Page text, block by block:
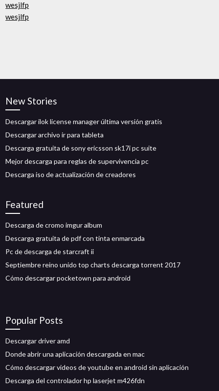
wesjlfp
wesjlfp
New Stories
Descargar ilok license manager última versión gratis
Descargar archivo ir para tableta
Descarga gratuita de sony ericsson sk17i pc suite
Mejor descarga para reglas de supervivencia pc
Descarga iso de actualización de creadores
Featured
Descarga de cromo imgur album
Descarga gratuita de pdf con tinta enmarcada
Pc de descarga de starcraft ii
Septiembre reino unido top charts descarga torrent 2017
Cómo descargar pocketown para android
Popular Posts
Descargar driver amd
Donde abrir una aplicación descargada en mac
Cómo descargar videos de youtube en android sin aplicación
Descarga del controlador hp laserjet m426fdn